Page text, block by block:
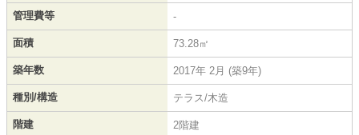
管理費等 -
面積 73.28㎡
築年数 2017年 2月 (築9年)
種別/構造 テラス/木造
階建 2階建